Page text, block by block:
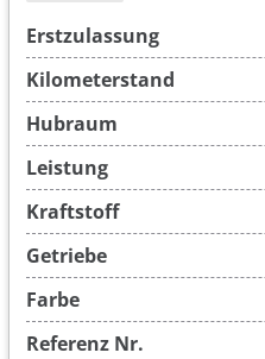
Erstzulassung
Kilometerstand
Hubraum
Leistung
Kraftstoff
Getriebe
Farbe
Referenz Nr.